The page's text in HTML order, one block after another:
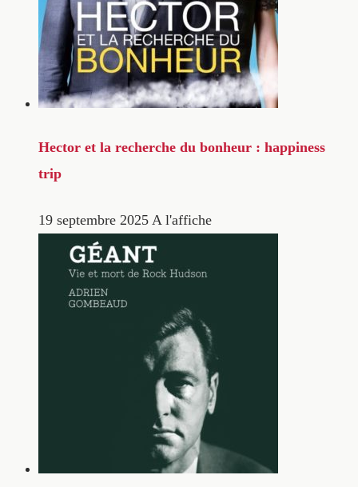
Hector et la recherche du bonheur : happiness
trip
19 septembre 2025 A l'affiche